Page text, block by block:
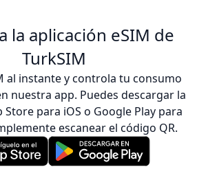
la aplicación eSIM de
TurkSIM
al instante y controla tu consumo
nuestra app. Puedes descargar la
Store para iOS o Google Play para
escanear el código QR.